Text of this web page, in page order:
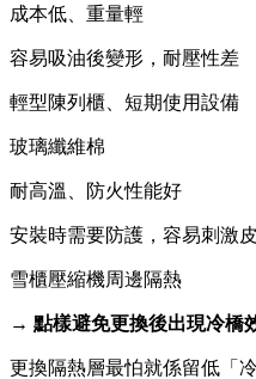
成本低、重量輕
容易吸油後變形，耐壓性差
輕型陳列櫃、短期使用設備
玻璃纖維棉
耐高溫、防火性能好
安裝時需要防護，容易刺激
雪櫃壓縮機周邊隔熱
→ 點樣避免更換後出現冷橋
更換隔熱層最怕就係留低「